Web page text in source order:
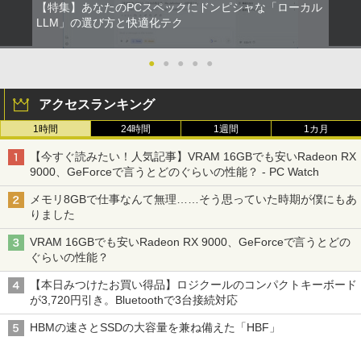
ター 14インチ フルHD IPSパネル 非光沢
タッチ式/非タッチ式選択可能 Type-C対
サブディスプレイ デュアルモニター テレ
ワーク ミニPC対応 EVICIV
￥11,999
3
【期間限定5%OFFクーポン 8/12 10時ま
で】 モニター 27インチ 100Hz FHD VA
ノングレアタイプ 壁掛け対応 省スペース
角度調整 高視野角 178° Adaptive-Sync
￥13,980
イティブ英語書き写し [ ブレット・リン
ゼイ ]
￥1,980
楽譜 【取寄品】UN275 輸入 フラッシン
グ・ウィンズ【メール便不可商品】【沖
縄・離島以外送料無料】
￥30,030
ー＞ [雑誌]
￥1,689
【特集】あなたのPCスペックにドンピシャな「ローカル
LLM」の選び方と快適化テク
● ● ● ● ●
アクセスランキング
1時間 24時間 1週間 1カ月
【今すぐ読みたい！人気記事】VRAM 16GBでも安いRadeon RX
9000、GeForceで言うとどのぐらいの性能？ - PC Watch
メモリ8GBで仕事なんて無理……そう思っていた時期が僕にもあ
りました
VRAM 16GBでも安いRadeon RX 9000、GeForceで言うとどの
ぐらいの性能？
【本日みつけたお買い得品】ロジクールのコンパクトキーボード
が3,720円引き。Bluetoothで3台接続対応
HBMの速さとSSDの大容量を兼ね備えた「HBF」